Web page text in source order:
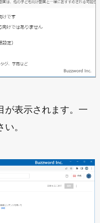
が表示されます。一
。